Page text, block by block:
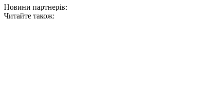
Новини партнерів:
Читайте також: